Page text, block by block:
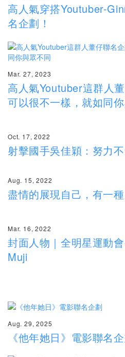
高人氣穿搭Youtuber-
名企劃！
Mar. 27, 2023
高人氣Youtuber這群人
可以很不一樣，就如同
Oct. 17, 2022
射擊國手吳佳穎：努力
Aug. 15, 2022
盡情的展現自己，有一
Mar. 16, 2022
封面人物｜全明星運動
Muji
Aug. 29, 2025
《他年她日》電影聯名